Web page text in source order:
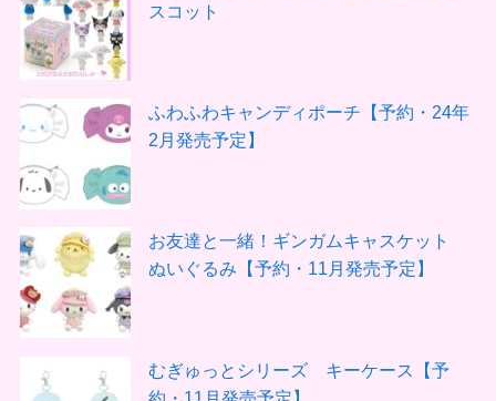
スコット
ふわふわキャンディポーチ【予約・24年
2月発売予定】
お友達と一緒！ギンガムキャスケット
ぬいぐるみ【予約・11月発売予定】
むぎゅっとシリーズ キーケース【予